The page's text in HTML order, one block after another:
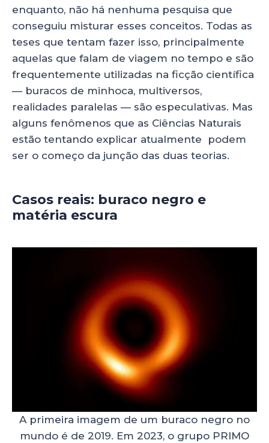
enquanto, não há nenhuma pesquisa que
conseguiu misturar esses conceitos. Todas as
teses que tentam fazer isso, principalmente
aquelas que falam de viagem no tempo e são
frequentemente utilizadas na ficção científica
— buracos de minhoca, multiversos,
realidades paralelas — são especulativas. Mas
alguns fenômenos que as Ciências Naturais
estão tentando explicar atualmente podem
ser o começo da junção das duas teorias.
Casos reais: buraco negro e
matéria escura
A primeira imagem de um buraco negro no
mundo é de 2019. Em 2023, o grupo PRIMO